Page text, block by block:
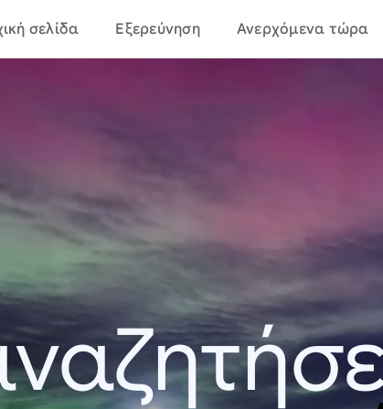
σελίδα Εξερεύνηση Ανερχόμενα τώρα